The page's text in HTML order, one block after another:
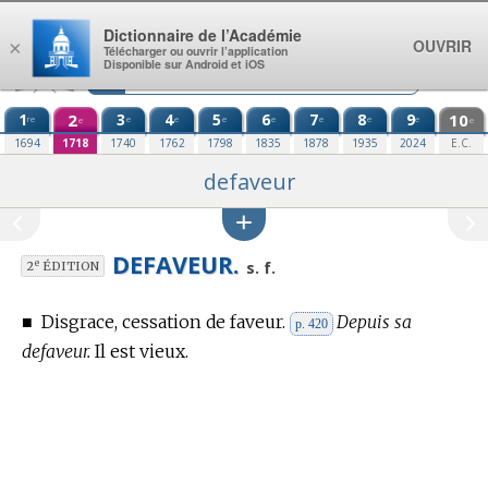
Aller au contenu
1re
1694
2e
1718
3e
1740
4e
1762
5e
1798
6e
1835
7e
1878
8e
1935
9e
2024
10e
E.C.
defaveur
2eÉDITION DEFAVEUR. s. f.
■ Disgrace, cessation de faveur. p. 420 Depuis sa
defaveur. Il est vieux.
×
Dictionnaire de l’Académie
Télécharger ou ouvrir l’application
Disponible sur Android et iOS
OUVRIR